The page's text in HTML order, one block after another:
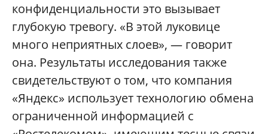
конфиденциальности это вызывает
глубокую тревогу. «В этой луковице
много неприятных слоев», — говорит
она. Результаты исследования также
свидетельствуют о том, что компания
«Яндекс» использует технологию обмена
ограниченной информацией с